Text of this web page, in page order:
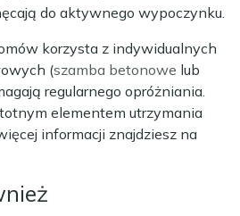
do aktywnego wypoczynku.
korzysta z indywidualnych
(szamba betonowe lub
regularnego opróżniania.
elementem utrzymania
informacji znajdziesz na